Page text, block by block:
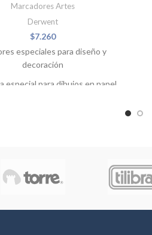
Marcadores Artes
Derwent
$7.260
especiales para diseño y
decoración
especial para dibujos en papel